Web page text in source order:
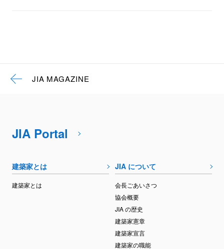
JIA MAGAZINE
JIA Portal
建築家とは
建築家とは
JIA について
会長ごあいさつ
協会概要
JIA の歴史
建築家憲章
建築家宣言
建築家の職能